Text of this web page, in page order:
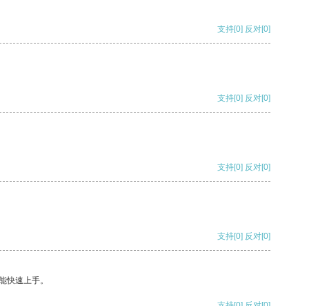
支持[0] 反对[0]
支持[0] 反对[0]
支持[0] 反对[0]
支持[0] 反对[0]
快速上手。